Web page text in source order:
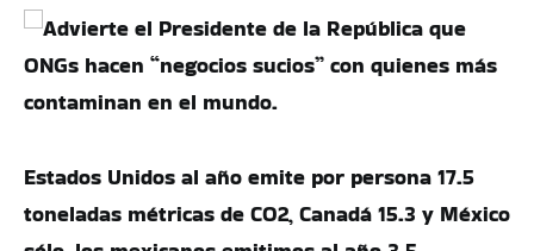
Estados Unidos al año emite por persona 17.5
toneladas métricas de CO2, Canadá 15.3 y México